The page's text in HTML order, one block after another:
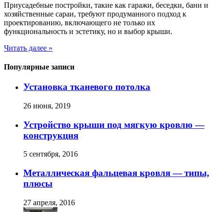
Приусадебные постройки, такие как гаражи, беседки, бани и
хозяйственные сараи, требуют продуманного подход к
проектированию, включающего не только их
функциональность и эстетику, но и выбор крыши.
Читать далее »
Популярные записи
Установка тканевого потолка
26 июня, 2019
Устройство крыши под мягкую кровлю —
конструкция
5 сентября, 2016
Металлическая фальцевая кровля — типы,
плюсы
27 апреля, 2016